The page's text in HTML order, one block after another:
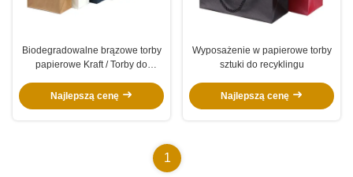
Biodegradowalne brązowe torby
papierowe Kraft / Torby do
torba na zakupy
Najlepszą cenę
Wyposażenie w papierowe torby
sztuki do recyklingu
Najlepszą cenę
1